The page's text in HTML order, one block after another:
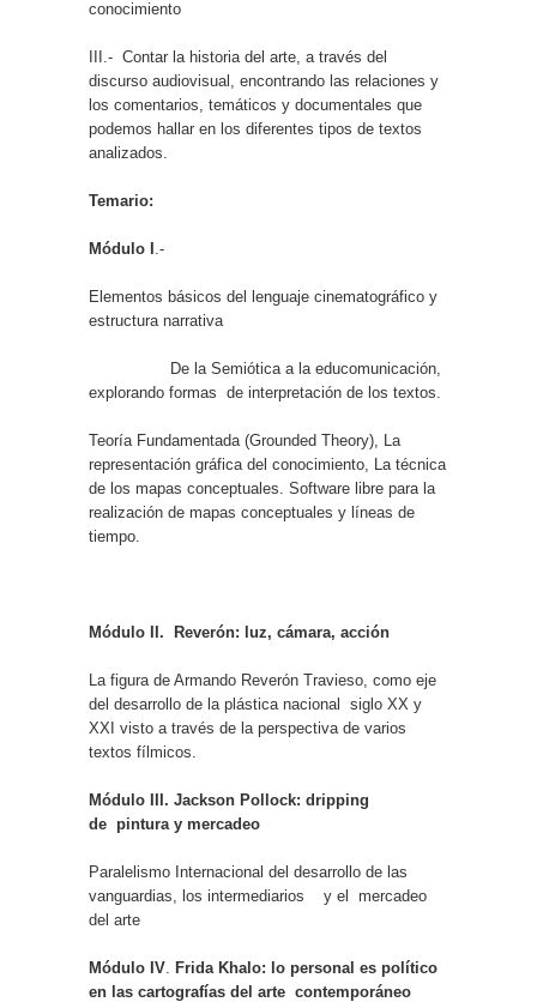
conocimiento
III.- Contar la historia del arte, a través del
discurso audiovisual, encontrando las relaciones y
los comentarios, temáticos y documentales que
podemos hallar en los diferentes tipos de textos
analizados.
Temario:
Módulo I .-
Elementos básicos del lenguaje cinematográfico y
estructura narrativa
De la Semiótica a la educomunicación,
explorando formas de interpretación de los textos.
Teoría Fundamentada (Grounded Theory), La
representación gráfica del conocimiento, La técnica
de los mapas conceptuales. Software libre para la
realización de mapas conceptuales y líneas de
tiempo.
Módulo II. Reverón: luz, cámara, acción
La figura de Armando Reverón Travieso, como eje
del desarrollo de la plástica nacional siglo XX y
XXI visto a través de la perspectiva de varios
textos fílmicos.
Módulo III. Jackson Pollock: dripping
de pintura y mercadeo
Paralelismo Internacional del desarrollo de las
vanguardias, los intermediarios
y el mercadeo
del arte
Módulo IV. Frida Khalo: lo personal es político
en las cartografías del arte contemporáneo